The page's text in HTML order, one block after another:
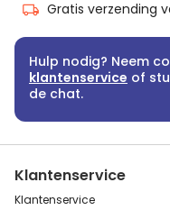
Gratis verzending
Hulp nodig? Neem
klantenservice of
de chat.
Klantenservice
Klantenservice